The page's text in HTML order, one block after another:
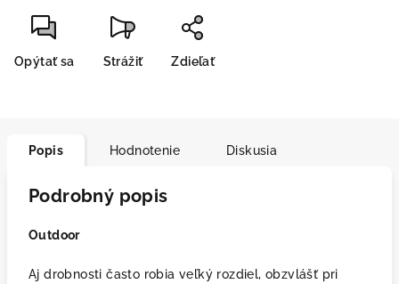
Opýtať sa Strážiť Zdieľať
Popis Hodnotenie Diskusia
Podrobný popis
Outdoor
Aj drobnosti často robia veľký rozdiel, obzvlášť pri